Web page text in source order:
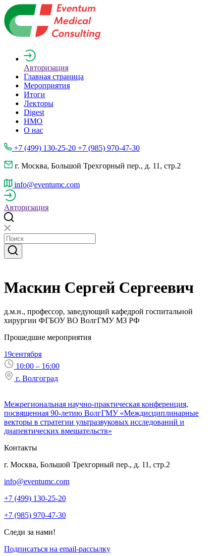
Авторизация
Главная страница
Мероприятия
Итоги
Лекторы
Digest
НМО
О нас
+7 (499) 130-25-20 +7 (985) 970-47-30
г. Москва, Большой Трехгорный пер., д. 11, стр.2
info@eventumc.com
Авторизация
Маскин Сергей Сергеевич
д.м.н., профессор, заведующий кафедрой госпитальной
хирургии ФГБОУ ВО ВолгГМУ МЗ РФ
Прошедшие мероприятия
19сентября
10:00 – 16:00
г. Волгоград
Межрегиональная научно-практическая конференция,
посвященная 90-летию ВолгГМУ «Междисциплинарные
векторы в стратегии ультразвуковых исследований и
диапевтических вмешательств»
Контакты
г. Москва, Большой Трехгорный пер., д. 11, стр.2
info@eventumc.com
+7 (499) 130-25-20
+7 (985) 970-47-30
Следи за нами!
Подписаться на email-рассылку